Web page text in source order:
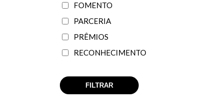
FOMENTO
PARCERIA
PRÊMIOS
RECONHECIMENTO